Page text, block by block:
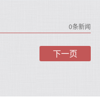
0条新闻
下一页